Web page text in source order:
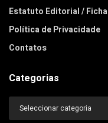
Estatuto Editorial /
Política de Privacidade
Contatos
Categorias
Categorias